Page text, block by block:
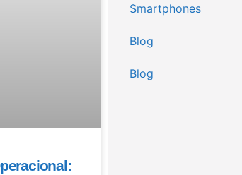
Smartphones
Blog
Blog